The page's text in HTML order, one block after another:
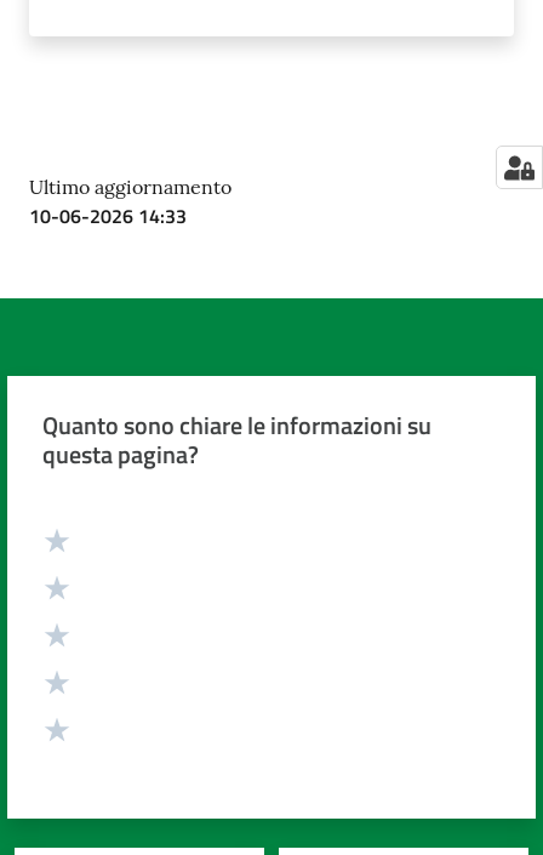
Ultimo aggiornamento
10-06-2026 14:33
Quanto sono chiare le informazioni su
questa pagina?